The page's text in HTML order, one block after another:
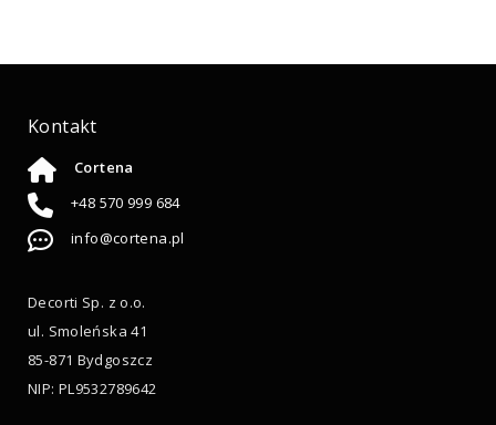
Kontakt
Cortena
+48 570 999 684
info@cortena.pl
Decorti Sp. z o.o.
ul. Smoleńska 41
85-871 Bydgoszcz
NIP: PL9532789642